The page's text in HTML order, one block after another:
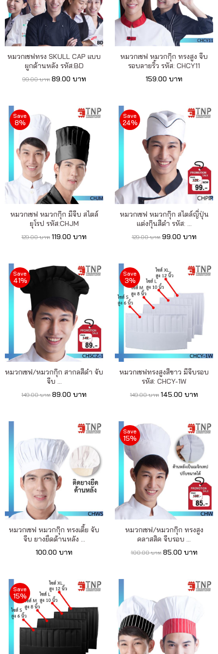
หมวกเชฟทรง SKULL CAP แบบ
ผูกด้านหลัง รหัส:BD
99.00 บาท 89.00 บาท
หมวกเชฟ หมวกกุ๊ก ทรงสูง จีบ
รอบลายริ้ว รหัส: CHCY11
159.00 บาท
Save
8%
หมวกเชฟ หมวกกุ๊ก มีจีบ สไตล์
ยุโรป รหัส:CHJM
129.00 บาท 119.00 บาท
Save
24%
หมวกเชฟ หมวกกุ๊ก สไตล์ญี่ปุ่น
แต่งกุ๊นสีดำ รหัส: ...
129.00 บาท 99.00 บาท
Save
41%
หมวกเชฟ/หมวกกุ๊ก สากลสีดำ จับ
จีบ ...
149.00 บาท 89.00 บาท
Save
3%
หมวกเชฟทรงสูงสีขาว มีจีบรอบ
รหัส: CHCY-1W
149.00 บาท 145.00 บาท
หมวกเชฟ หมวกกุ๊ก ทรงเตี้ย จับ
จีบ ยางยืดด้านหลัง ...
100.00 บาท
Save
15%
หมวกเชฟ/หมวกกุ๊ก ทรงสูง
คลาสสิค จีบรอบ ...
100.00 บาท 85.00 บาท
Save
15%